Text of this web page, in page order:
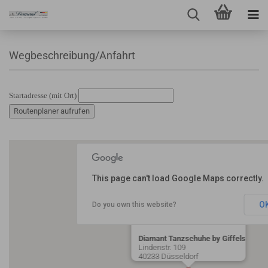
Wegbeschreibung/Anfahrt
Startadresse (mit Ort)
Routenplaner aufrufen
Diamant Tanzschuhe by Giffels
Lindenstr. 109
40233 Düsseldorf
This page can't load Google Maps correctly.
Do you own this website?